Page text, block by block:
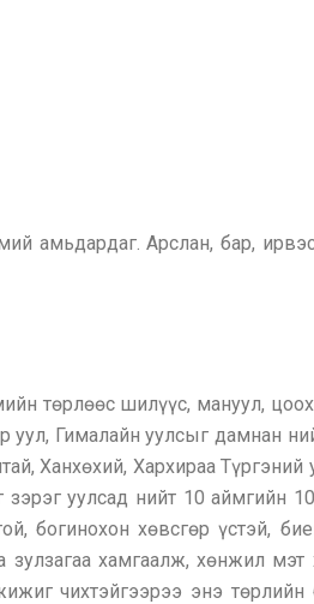
амьдардаг. Арслан, бар,
төрлөөс шилүүс, мануул,
Гималайн уулсыг дамнан
Ханхөхий, Хархираа Түргэний
зэрэг уулсад нийт 10 аймгийн
богинохон хөвсгөр үстэй,
зулзагаа хамгаалж, хөнжил
чихтэйгээрээ энэ төрлийн